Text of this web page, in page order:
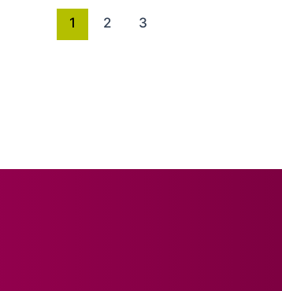
1 2 3